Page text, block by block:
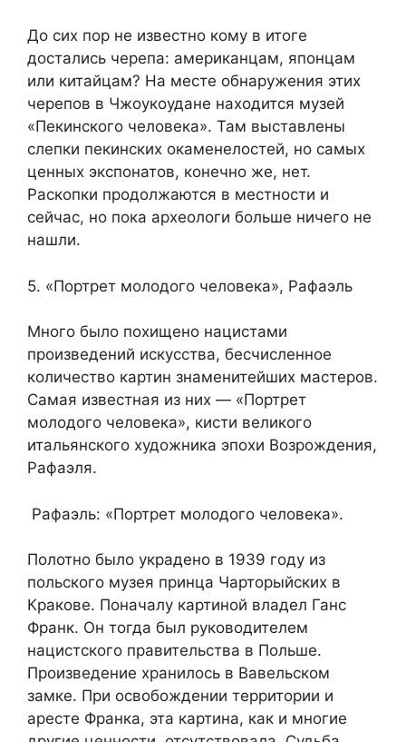
До сих пор не известно кому в итоге
достались черепа: американцам, японцам
или китайцам? На месте обнаружения этих
черепов в Чжоукоудане находится музей
«Пекинского человека». Там выставлены
слепки пекинских окаменелостей, но самых
ценных экспонатов, конечно же, нет.
Раскопки продолжаются в местности и
сейчас, но пока археологи больше ничего не
нашли.
5. «Портрет молодого человека», Рафаэль
Много было похищено нацистами
произведений искусства, бесчисленное
количество картин знаменитейших мастеров.
Самая известная из них — «Портрет
молодого человека», кисти великого
итальянского художника эпохи Возрождения,
Рафаэля.
Рафаэль: «Портрет молодого человека».
Полотно было украдено в 1939 году из
польского музея принца Чарторыйских в
Кракове. Поначалу картиной владел Ганс
Франк. Он тогда был руководителем
нацистского правительства в Польше.
Произведение хранилось в Вавельском
замке. При освобождении территории и
аресте Франка, эта картина, как и многие